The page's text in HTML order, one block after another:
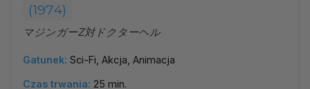
(1974)
マジンガーZ対ドクターヘル
Gatunek: Sci-Fi, Akcja, Animacja
Czas trwania: 25 min.